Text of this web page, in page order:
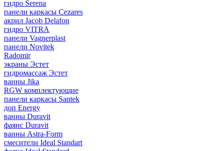
гидро Serena
панели каркасы Cezares
акрил Jacob Delafon
гидро VITRA
панели Vagnerplast
панели Novitek
Radomir
экраны Эстет
гидромассаж Эстет
ванны Jika
RGW комплектующие
панели каркасы Santek
доп Energy
ванны Duravit
фаянс Duravit
ванны Astra-Form
смесители Ideal Standart